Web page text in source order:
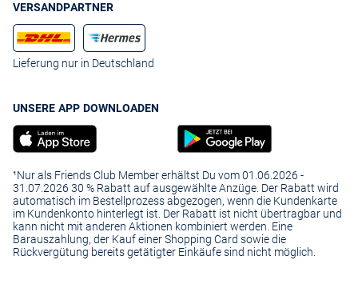
VERSANDPARTNER
Lieferung nur in Deutschland
UNSERE APP DOWNLOADEN
¹Nur als Friends Club Member erhältst Du vom 01.06.2026 -
31.07.2026 30 % Rabatt auf ausgewählte Anzüge. Der Rabatt wird
automatisch im Bestellprozess abgezogen, wenn die Kundenkarte
im Kundenkonto hinterlegt ist. Der Rabatt ist nicht übertragbar und
kann nicht mit anderen Aktionen kombiniert werden. Eine
Barauszahlung, der Kauf einer Shopping Card sowie die
Rückvergütung bereits getätigter Einkäufe sind nicht möglich.